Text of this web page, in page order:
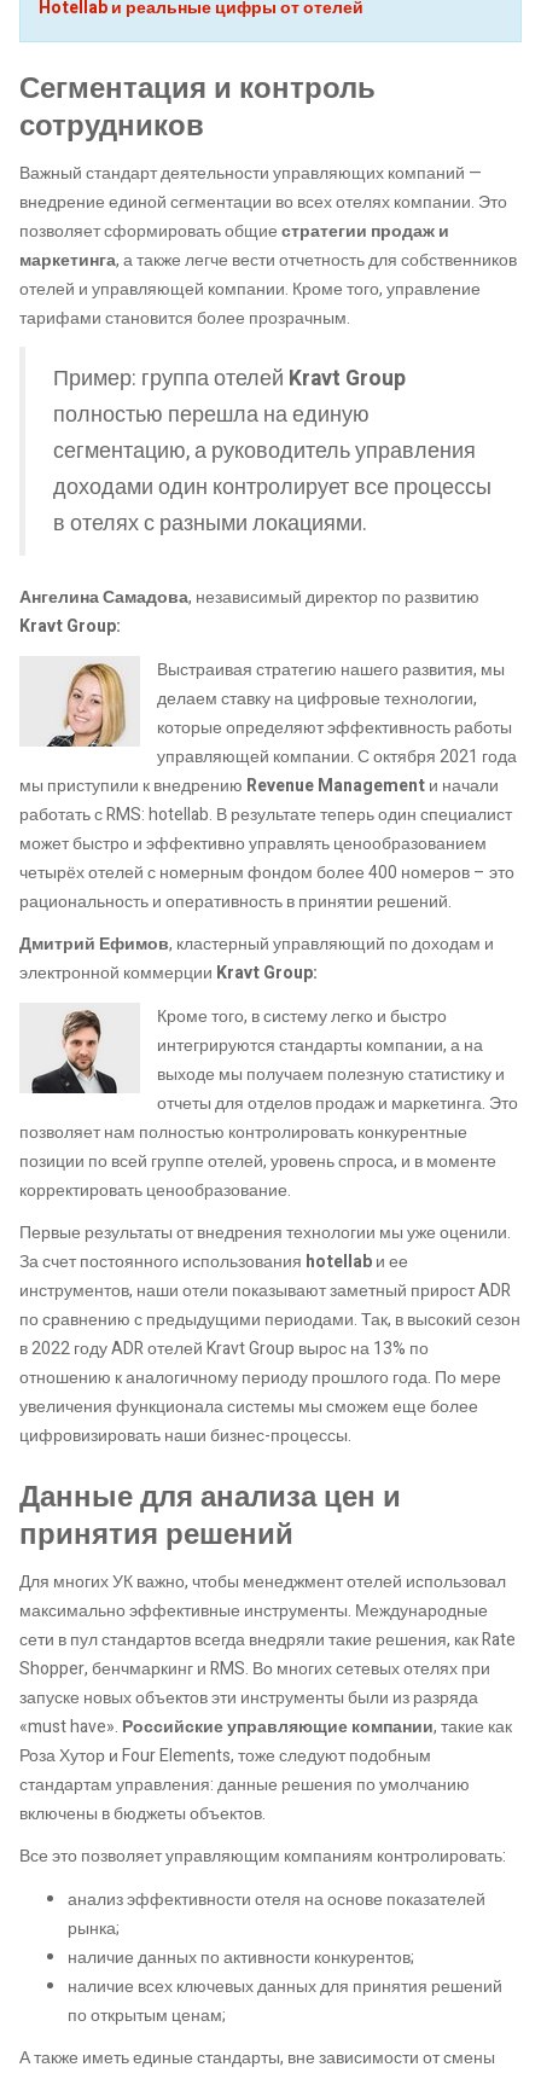
Hotellab и реальные цифры от отелей
Сегментация и контроль
сотрудников
Важный стандарт деятельности управляющих компаний —
внедрение единой сегментации во всех отелях компании. Это
позволяет сформировать общиестратегии продаж и
маркетинга, а также легче вести отчетность для собственников
отелей и управляющей компании. Кроме того, управление
тарифами становится более прозрачным.
Пример: группа отелей Kravt Group
полностью перешла на единую
сегментацию, а руководитель управления
доходами один контролирует все процессы
в отелях с разными локациями.
Ангелина Самадова, независимый директор по развитию
Kravt Group:
Выстраивая стратегию нашего развития, мы
делаем ставку на цифровые технологии,
которые определяют эффективность работы
управляющей компании. С октября 2021 года
мы приступили к внедрению Revenue Managementи начали
работать с RMS: hotellab. В результате теперь один специалист
может быстро и эффективно управлять ценообразованием
четырёх отелей с номерным фондом более 400 номеров – это
рациональность и оперативность в принятии решений.
Дмитрий Ефимов, кластерный управляющий по доходам и
электронной коммерции Kravt Group:
Кроме того, в систему легко и быстро
интегрируются стандарты компании, а на
выходе мы получаем полезную статистику и
отчеты для отделов продаж и маркетинга. Это
позволяет нам полностью контролировать конкурентные
позиции по всей группе отелей, уровень спроса, и в моменте
корректировать ценообразование.
Первые результаты от внедрения технологии мы уже оценили.
За счет постоянного использования hotellabи ее
инструментов, наши отели показывают заметный прирост ADR
по сравнению с предыдущими периодами. Так, в высокий сезон
в 2022 году ADR отелей Kravt Group вырос на 13% по
отношению к аналогичному периоду прошлого года. По мере
увеличения функционала системы мы сможем еще более
цифровизировать наши бизнес-процессы.
Данные для анализа цен и
принятия решений
Для многих УК важно, чтобы менеджмент отелей использовал
максимально эффективные инструменты. Международные
сети в пул стандартов всегда внедряли такие решения, как Rate
Shopper, бенчмаркинг и RMS. Во многих сетевых отелях при
запуске новых объектов эти инструменты были из разряда
«must have». Российские управляющие компании, такие как
Роза Хутор и Four Elements, тоже следуют подобным
стандартам управления: данные решения по умолчанию
включены в бюджеты объектов.
Все это позволяет управляющим компаниям контролировать:
анализ эффективности отеля на основе показателей
рынка;
наличие данных по активности конкурентов;
наличие всех ключевых данных для принятия решений
по открытым ценам;
А также иметь единые стандарты, вне зависимости от смены